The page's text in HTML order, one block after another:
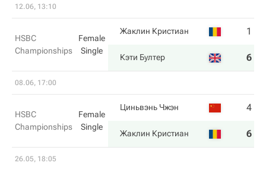
12.06, 13:10
HSBC
Championships
Female
Single
Жаклин Кристиан 1
Кэти Бултер 6
08.06, 17:00
HSBC
Championships
Female
Single
Циньвэнь Чжэн 4
Жаклин Кристиан 6
26.05, 18:05